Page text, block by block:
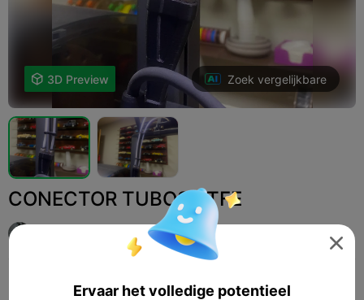
 3D Preview Zoek vergelijkbare
CONECTOR TUBOS PTFE
JUAN PARDO VILARIÑO
Print Settings (1)  Add 3D-printers

Ervaar het volledige potentieel